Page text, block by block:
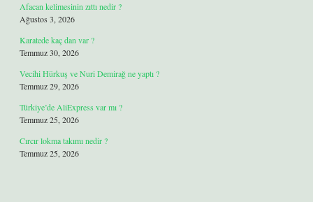
Afacan kelimesinin zıttı nedir ?
Ağustos 3, 2026
Karatede kaç dan var ?
Temmuz 30, 2026
Vecihi Hürkuş ve Nuri Demirağ ne yaptı ?
Temmuz 29, 2026
Türkiye’de AliExpress var mı ?
Temmuz 25, 2026
Cırcır lokma takımı nedir ?
Temmuz 25, 2026